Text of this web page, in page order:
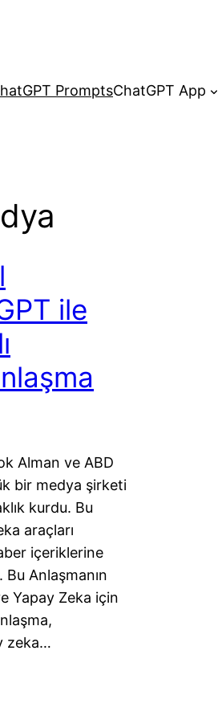
PromptsChatGPT App
ile
Alman ve ABD
bir medya şirketi
kurdu. Bu
araçları
içeriklerine
Anlaşmanın
Yapay Zeka için
zeka…